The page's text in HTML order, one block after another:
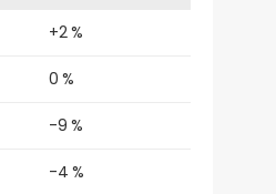
+2 %
0 %
-9 %
-4 %